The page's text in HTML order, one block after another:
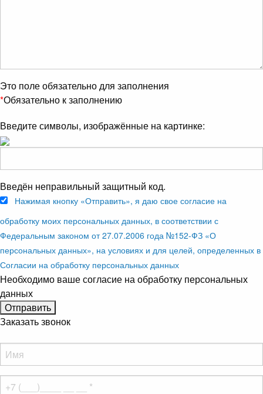
Это поле обязательно для заполнения
*Обязательно к заполнению
Введите символы, изображённые на картинке:
Введён неправильный защитный код.
Нажимая кнопку «Отправить», я даю свое согласие на
обработку моих персональных данных, в соответствии с
Федеральным законом от 27.07.2006 года №152-ФЗ «О
персональных данных», на условиях и для целей, определенных в
Согласии на обработку персональных данных
Необходимо ваше согласие на обработку персональных
данных
Заказать звонок